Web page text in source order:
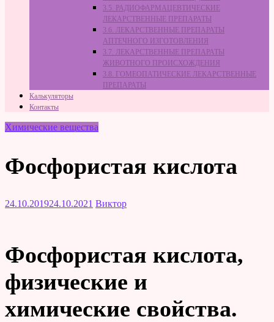
3.5. РАДИОФАРМАЦЕВТИЧЕСКИЕ
ЛЕКАРСТВЕННЫЕ ПРЕПАРАТЫ
3.6. ЛЕКАРСТВЕННЫЕ ПРЕПАРАТЫ
АПТЕЧНОГО ИЗГОТОВЛЕНИЯ
3.7. ЛЕКАРСТВЕННЫЕ ПРЕПАРАТЫ
ЖИВОТНОГО ПРОИСХОЖДЕНИЯ
3.8. ГОМЕОПАТИЧЕСКИЕ ЛЕКАРСТВЕННЫЕ
ПРЕПАРАТЫ
Калькуляторы
Контакты
Химические вещества
Фосфористая кислота
24.10.201924.10.2021 Виктор
Фосфористая кислота,
физические и
химические свойства.